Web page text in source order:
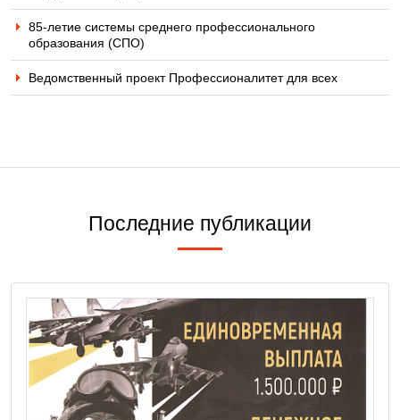
85-летие системы среднего профессионального
образования (СПО)
Ведомственный проект Профессионалитет для всех
Последние публикации